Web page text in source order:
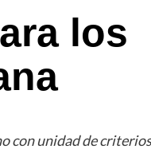
los
con unidad de